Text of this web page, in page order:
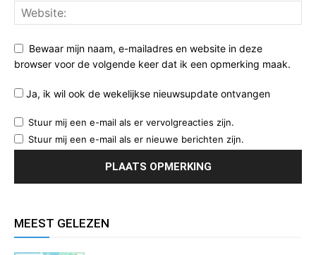
Bewaar mijn naam, e-mailadres en website in deze
browser voor de volgende keer dat ik een opmerking maak.
Ja, ik wil ook de wekelijkse nieuwsupdate ontvangen
Stuur mij een e-mail als er vervolgreacties zijn.
Stuur mij een e-mail als er nieuwe berichten zijn.
MEEST GELEZEN